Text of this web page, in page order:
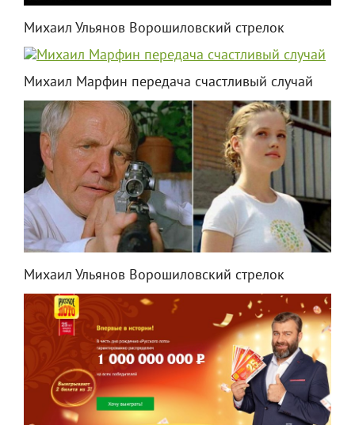
Михаил Ульянов Ворошиловский стрелок
Михаил Марфин передача счастливый случай
Михаил Ульянов Ворошиловский стрелок